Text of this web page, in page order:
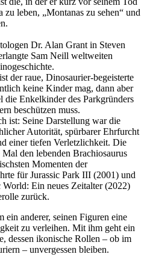
leben, „Montanas zu sehen“ und
Dr. Alan Grant in Steven
Sam Neill weltweiten
der raue, Dinosaurier-begeisterte
keine Kinder mag, dann aber
die Enkelkinder des Parkgründers
beschützen muss.
ist: Seine Darstellung war die
Autorität, spürbarer Ehrfurcht
einer tiefen Verletzlichkeit. Die
Mal den lebenden Brachiosaurus
Momenten der
für Jurassic Park III (2001) und
World: Ein neues Zeitalter (2022)
zurück.
ein anderer, seinen Figuren eine
zu verleihen. Mit ihm geht ein
dessen ikonische Rollen – ob im
– unvergessen bleiben.